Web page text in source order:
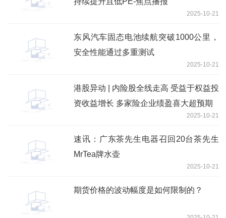
2025-10-21
东风汽车固态电池续航突破1000公里，
安全性能通过多重测试
2025-10-21
港股异动 | 内险股全线走高 受益于权益投
资收益增长 多家险企业绩盈喜大超预期
2025-10-21
速讯：广东茶先生电器召回20台茶先生
MrTea牌水壶
2025-10-21
期货价格的波动幅度是如何限制的？